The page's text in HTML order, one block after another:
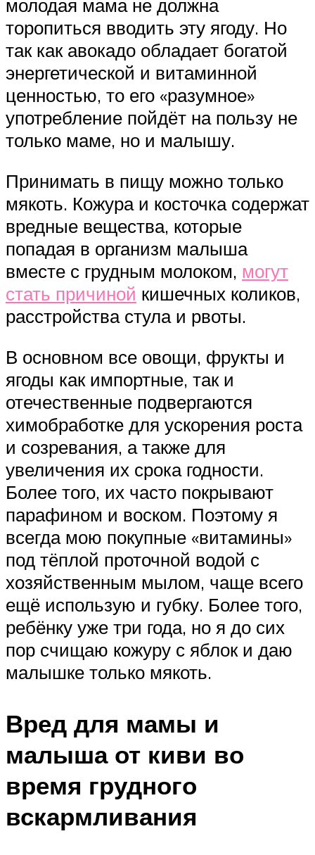
молодая мама не должна
торопиться вводить эту ягоду. Но
так как авокадо обладает богатой
энергетической и витаминной
ценностью, то его «разумное»
употребление пойдёт на пользу не
только маме, но и малышу.
Принимать в пищу можно только
мякоть. Кожура и косточка содержат
вредные вещества, которые
попадая в организм малыша
вместе с грудным молоком, могут
стать причиной кишечных коликов,
расстройства стула и рвоты.
В основном все овощи, фрукты и
ягоды как импортные, так и
отечественные подвергаются
химобработке для ускорения роста
и созревания, а также для
увеличения их срока годности.
Более того, их часто покрывают
парафином и воском. Поэтому я
всегда мою покупные «витамины»
под тёплой проточной водой с
хозяйственным мылом, чаще всего
ещё использую и губку. Более того,
ребёнку уже три года, но я до сих
пор счищаю кожуру с яблок и даю
малышке только мякоть.
Вред для мамы и
малыша от киви во
время грудного
вскармливания